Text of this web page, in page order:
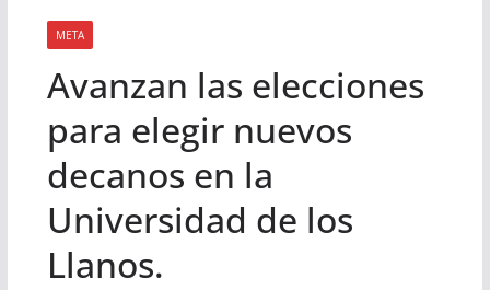
META
Avanzan las elecciones
para elegir nuevos
decanos en la
Universidad de los
Llanos.